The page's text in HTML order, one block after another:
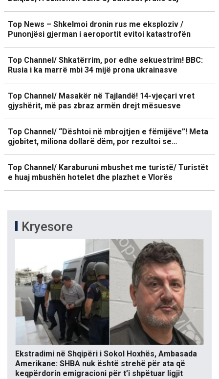
Top News – Shkelmoi dronin rus me eksploziv /
Punonjësi gjerman i aeroportit evitoi katastrofën
Top Channel/ Shkatërrim, por edhe sekuestrim! BBC:
Rusia i ka marrë mbi 34 mijë prona ukrainasve
Top Channel/ Masakër në Tajlandë! 14-vjeçari vret
gjyshërit, më pas zbraz armën drejt mësuesve
Top Channel/ “Dështoi në mbrojtjen e fëmijëve”! Meta
gjobitet, miliona dollarë dëm, por rezultoi se…
Top Channel/ Karaburuni mbushet me turistë/ Turistët
e huaj mbushën hotelet dhe plazhet e Vlorës
Kryesore
Ekstradimi në Shqipëri i Sokol Hoxhës, Ambasada
Amerikane: SHBA nuk është strehë për ata që
keqpërdorin emigracioni për t’i shpëtuar ligjit